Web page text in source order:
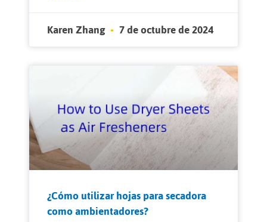
Karen Zhang 7 de octubre de 2024
¿Cómo utilizar hojas para secadora
como ambientadores?